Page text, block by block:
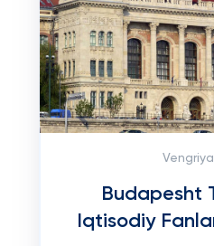
Vengriya
Budapesht
Iqtisodiy